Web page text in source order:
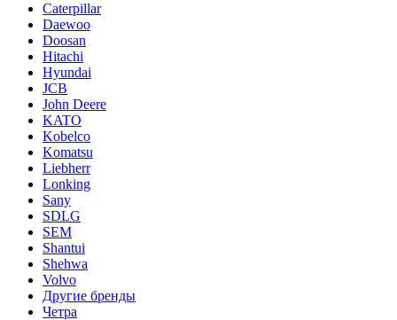
Caterpillar
Daewoo
Doosan
Hitachi
Hyundai
JCB
John Deere
KATO
Kobelco
Komatsu
Liebherr
Lonking
Sany
SDLG
SEM
Shantui
Shehwa
Volvo
Другие бренды
Четра